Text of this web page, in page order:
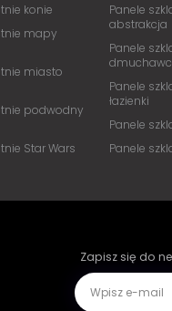
konie
mapy
miasto
podwodny
Star Wars
Panele
abstrakcja
Panele
Panele
łazienki
Panele
Panele
Zapisz się do